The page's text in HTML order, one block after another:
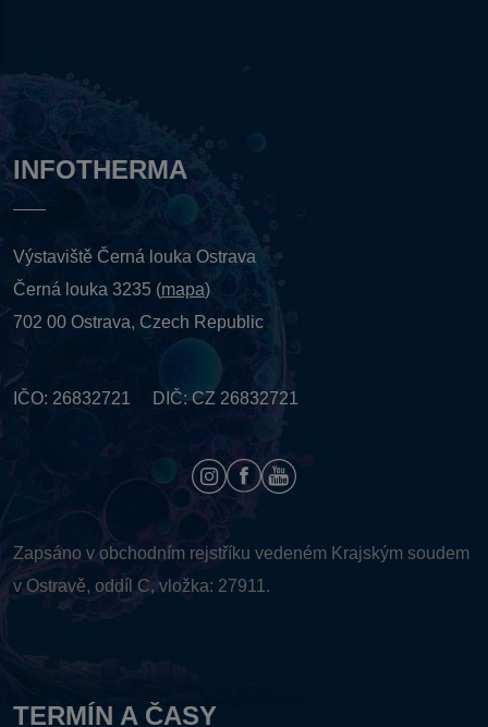
INFOTHERMA
Výstaviště Černá louka Ostrava
Černá louka 3235 (mapa)
702 00 Ostrava, Czech Republic
IČO: 26832721 DIČ: CZ 26832721
Zapsáno v obchodním rejstříku vedeném Krajským soudem
v Ostravě, oddíl C, vložka: 27911.
TERMÍN A ČASY